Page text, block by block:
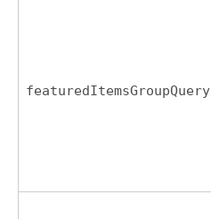
featuredItemsGroupQuery